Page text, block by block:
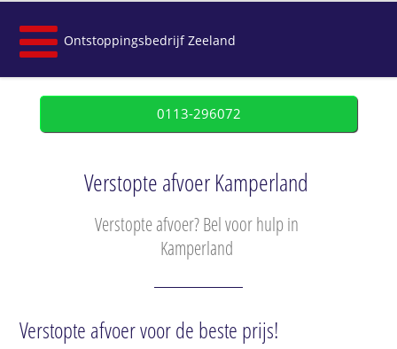
Ontstoppingsbedrijf Zeeland
0113-296072
Verstopte afvoer Kamperland
Verstopte afvoer? Bel voor hulp in
Kamperland
Verstopte afvoer voor de beste prijs!